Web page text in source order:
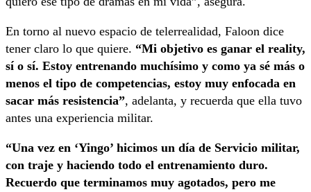
En torno al nuevo espacio de telerrealidad, Faloon dice
tener claro lo que quiere. “Mi objetivo es ganar el reality,
sí o sí. Estoy entrenando muchísimo y como ya sé más o
menos el tipo de competencias, estoy muy enfocada en
sacar más resistencia”, adelanta, y recuerda que ella tuvo
antes una experiencia militar.
“Una vez en ‘Yingo’ hicimos un día de Servicio militar,
con traje y haciendo todo el entrenamiento duro.
Recuerdo que terminamos muy agotados, pero me